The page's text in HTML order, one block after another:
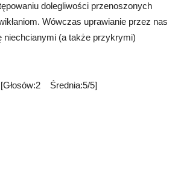
dolegliwości przenoszonych
Wówczas uprawianie przez nas
niechcianymi (a także przykrymi)
[Głosów:2 Średnia:5/5]